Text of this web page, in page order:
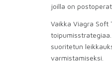
joilla on
Vaikka Viagra
suoritetun
varmistamiseksi.